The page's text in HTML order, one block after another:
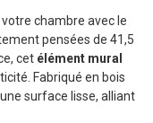
chambre avec le
pensées de 41,5
cet élément mural
Fabriqué en bois
surface lisse, alliant